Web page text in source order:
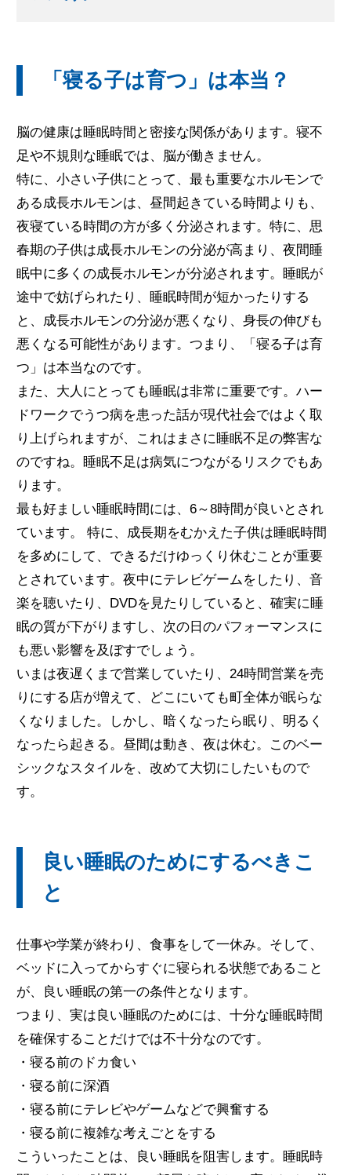
「寝る子は育つ」は本当？
脳の健康は睡眠時間と密接な関係があります。寝不
足や不規則な睡眠では、脳が働きません。
特に、小さい子供にとって、最も重要なホルモンで
ある成長ホルモンは、昼間起きている時間よりも、
夜寝ている時間の方が多く分泌されます。特に、思
春期の子供は成長ホルモンの分泌が高まり、夜間睡
眠中に多くの成長ホルモンが分泌されます。睡眠が
途中で妨げられたり、睡眠時間が短かったりする
と、成長ホルモンの分泌が悪くなり、身長の伸びも
悪くなる可能性があります。つまり、「寝る子は育
つ」は本当なのです。
また、大人にとっても睡眠は非常に重要です。ハー
ドワークでうつ病を患った話が現代社会ではよく取
り上げられますが、これはまさに睡眠不足の弊害な
のですね。睡眠不足は病気につながるリスクでもあ
ります。
最も好ましい睡眠時間には、6～8時間が良いとされ
ています。 特に、成長期をむかえた子供は睡眠時間
を多めにして、できるだけゆっくり休むことが重要
とされています。夜中にテレビゲームをしたり、音
楽を聴いたり、DVDを見たりしていると、確実に睡
眠の質が下がりますし、次の日のパフォーマンスに
も悪い影響を及ぼすでしょう。
いまは夜遅くまで営業していたり、24時間営業を売
りにする店が増えて、どこにいても町全体が眠らな
くなりました。しかし、暗くなったら眠り、明るく
なったら起きる。昼間は動き、夜は休む。このベー
シックなスタイルを、改めて大切にしたいもので
す。
良い睡眠のためにするべきこ
と
仕事や学業が終わり、食事をして一休み。そして、
ベッドに入ってからすぐに寝られる状態であること
が、良い睡眠の第一の条件となります。
つまり、実は良い睡眠のためには、十分な睡眠時間
を確保することだけでは不十分なのです。
・寝る前のドカ食い
・寝る前に深酒
・寝る前にテレビやゲームなどで興奮する
・寝る前に複雑な考えごとをする
こういったことは、良い睡眠を阻害します。睡眠時